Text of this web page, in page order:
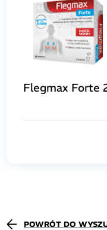
Flegmax Forte
POWRÓT DO